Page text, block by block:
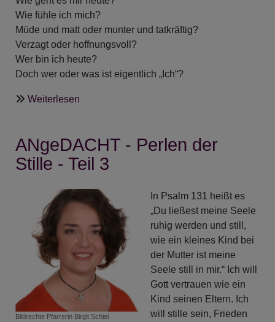
Wie fühle ich mich?
Müde und matt oder munter und tatkräftig?
Verzagt oder hoffnungsvoll?
Wer bin ich heute?
Doch wer oder was ist eigentlich „Ich“?
Weiterlesen
Ich-
Perle
ANgeDACHT - Perlen der
Stille - Teil 3
Bildrechte Pfarrerin Birgit Schiel
In Psalm 131 heißt es
„Du ließest meine Seele
ruhig werden und still,
wie ein kleines Kind bei
der Mutter ist meine
Seele still in mir.“ Ich will
Gott vertrauen wie ein
Kind seinen Eltern. Ich
will stille sein, Frieden